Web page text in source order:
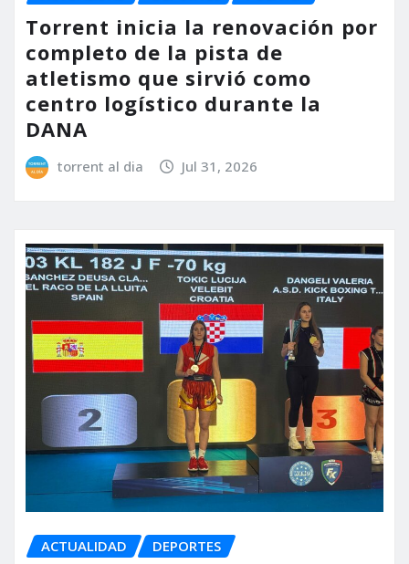
Torrent inicia la renovación por
completo de la pista de
atletismo que sirvió como
centro logístico durante la
DANA
torrent al dia Jul 31, 2026
ACTUALIDAD DEPORTES